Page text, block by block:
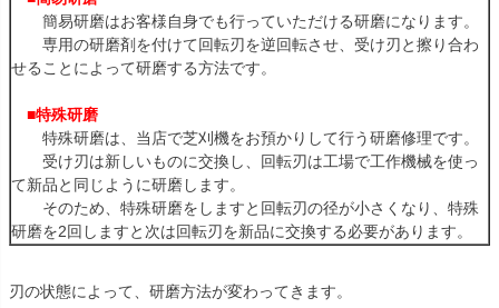
簡易研磨はお客様自身でも行っていただける研磨になります。
専用の研磨剤を付けて回転刃を逆回転させ、受け刃と擦り合わ
せることによって研磨する方法です。
■特殊研磨
特殊研磨は、当店で芝刈機をお預かりして行う研磨修理です。
受け刃は新しいものに交換し、回転刃は工場で工作機械を使っ
て新品と同じように研磨します。
そのため、特殊研磨をしますと回転刃の径が小さくなり、特殊
研磨を2回しますと次は回転刃を新品に交換する必要があります。
刃の状態によって、研磨方法が変わってきます。